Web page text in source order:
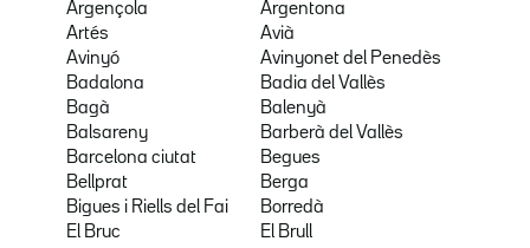
Argençola
Argentona
Artés
Avià
Avinyó
Avinyonet del Penedès
Badalona
Badia del Vallès
Bagà
Balenyà
Balsareny
Barberà del Vallès
Barcelona ciutat
Begues
Bellprat
Berga
Bigues i Riells del Fai
Borredà
El Bruc
El Brull